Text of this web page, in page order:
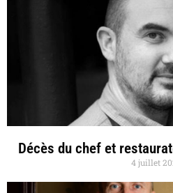
Décès du chef et
4 juillet